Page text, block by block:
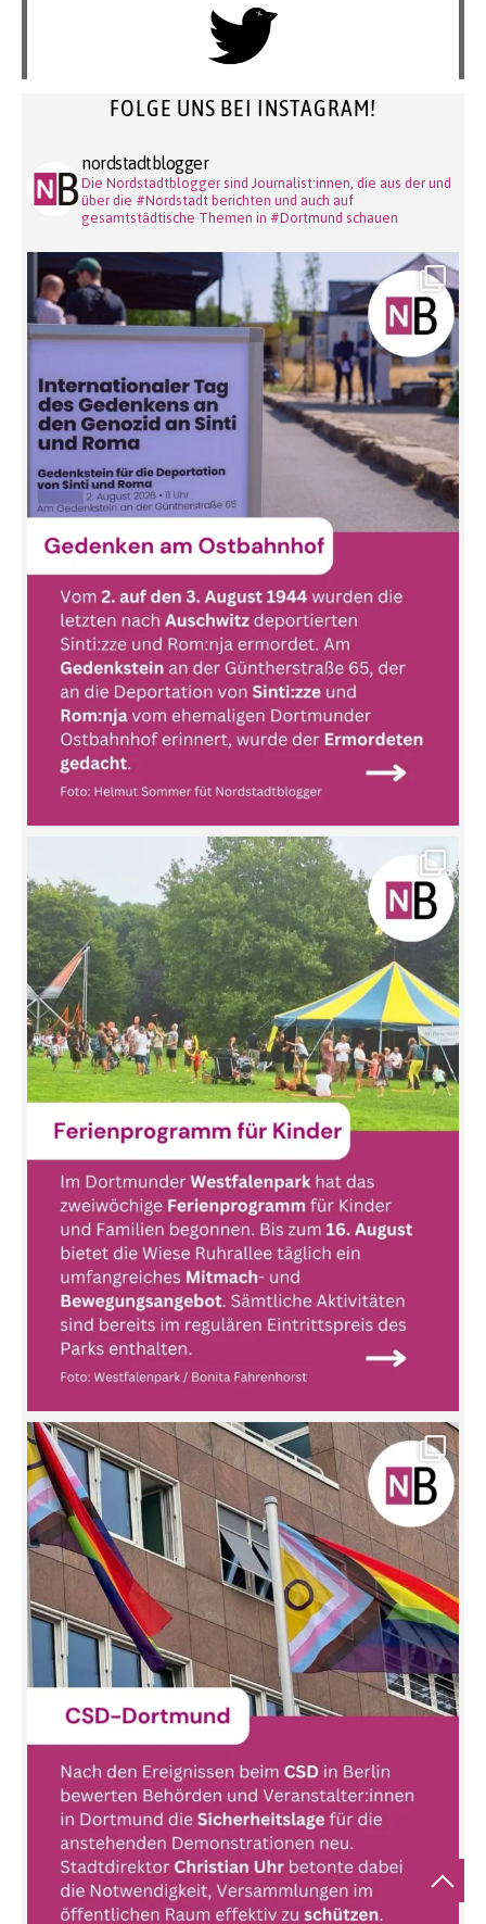
FOLGE UNS BEI INSTAGRAM!
nordstadtblogger
Die Nordstadtblogger sind Journalist:innen, die aus der und
über die #Nordstadt berichten und auch auf
gesamtstädtische Themen in #Dortmund schauen